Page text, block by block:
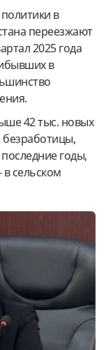
в
переезжают
2025 года
в
42 тыс. новых
годы,
в сельском